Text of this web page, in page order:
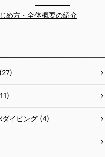
め方・全体概要の紹介
ダイビング (4)